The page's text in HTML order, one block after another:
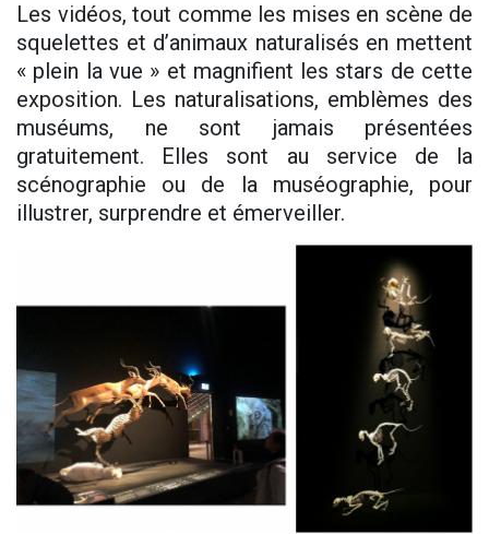
Les vidéos, tout comme les mises en scène de
squelettes et d’animaux naturalisés en mettent
« plein la vue » et magnifient les stars de cette
exposition. Les naturalisations, emblèmes des
muséums, ne sont jamais présentées
gratuitement. Elles sont au service de la
scénographie ou de la muséographie, pour
illustrer, surprendre et émerveiller.